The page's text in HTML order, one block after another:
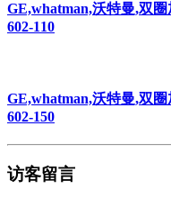
GE,whatman,沃特曼,双
602-110
GE,whatman,沃特曼,双
602-150
访客留言